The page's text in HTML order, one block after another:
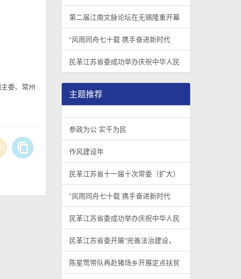
委、常州
第二届江南文脉论坛在无锡隆重开幕
“风雨同舟七十载 携手奋进新时代
民革江苏省委成功举办庆祝中华人民
主题推荐
参政为公 实干为民
作风建设年
民革江苏省十一届十次常委（扩大）
“风雨同舟七十载 携手奋进新时代
民革江苏省委成功举办庆祝中华人民
民革江苏省委开展“完善法治建设，
陈星莺带队再赴猪场乡开展定点扶贫